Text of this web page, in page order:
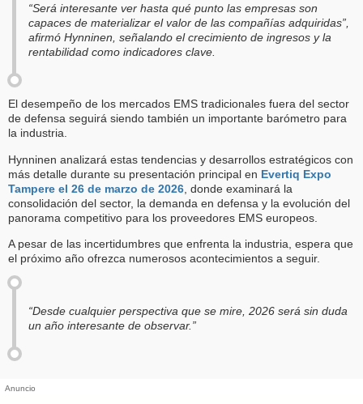
“Será interesante ver hasta qué punto las empresas son
capaces de materializar el valor de las compañías adquiridas”,
afirmó Hynninen, señalando el crecimiento de ingresos y la
rentabilidad como indicadores clave.
El desempeño de los mercados EMS tradicionales fuera del sector
de defensa seguirá siendo también un importante barómetro para
la industria.
Hynninen analizará estas tendencias y desarrollos estratégicos con
más detalle durante su presentación principal en Evertiq Expo
Tampere el 26 de marzo de 2026 , donde examinará la
consolidación del sector, la demanda en defensa y la evolución del
panorama competitivo para los proveedores EMS europeos.
A pesar de las incertidumbres que enfrenta la industria, espera que
el próximo año ofrezca numerosos acontecimientos a seguir.
“Desde cualquier perspectiva que se mire, 2026 será sin duda
un año interesante de observar.”
Anuncio